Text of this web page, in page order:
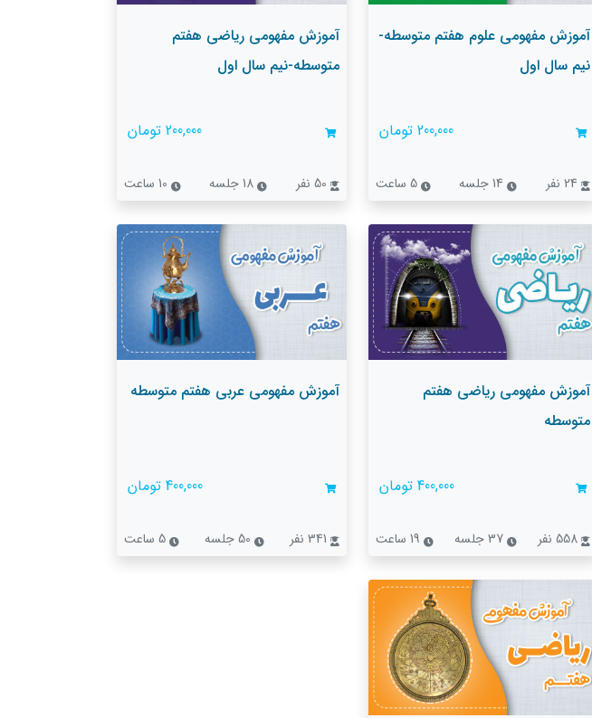
آموزش مفهومی علوم هفتم متوسطه-
نیم سال اول
200,000 تومان
24 نفر 14 جلسه 5 ساعت
آموزش مفهومی ریاضی هفتم
متوسطه-نیم سال اول
200,000 تومان
18 جلسه 10 ساعت
آموزش مفهومی ریاضی هفتم
متوسطه
400,000 تومان
558 نفر 37 جلسه
آموزش مفهومی عربی هفتم متوسطه
400,000 تومان
5 ساعت